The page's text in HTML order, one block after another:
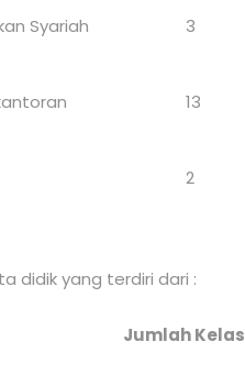
Syariah 3
13
2
didik yang terdiri dari :
Jumlah Kelas